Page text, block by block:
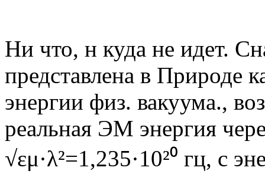
Ни что, н куда не идет.
представлена в Природе
энергии физ. вакуума.,
реальная ЭМ энергия
√εμ·λ²=1,235·10²⁰ гц, с